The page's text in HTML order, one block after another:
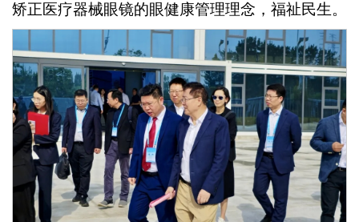
矫正医疗器械眼镜的眼健康管理理念，福祉民生。